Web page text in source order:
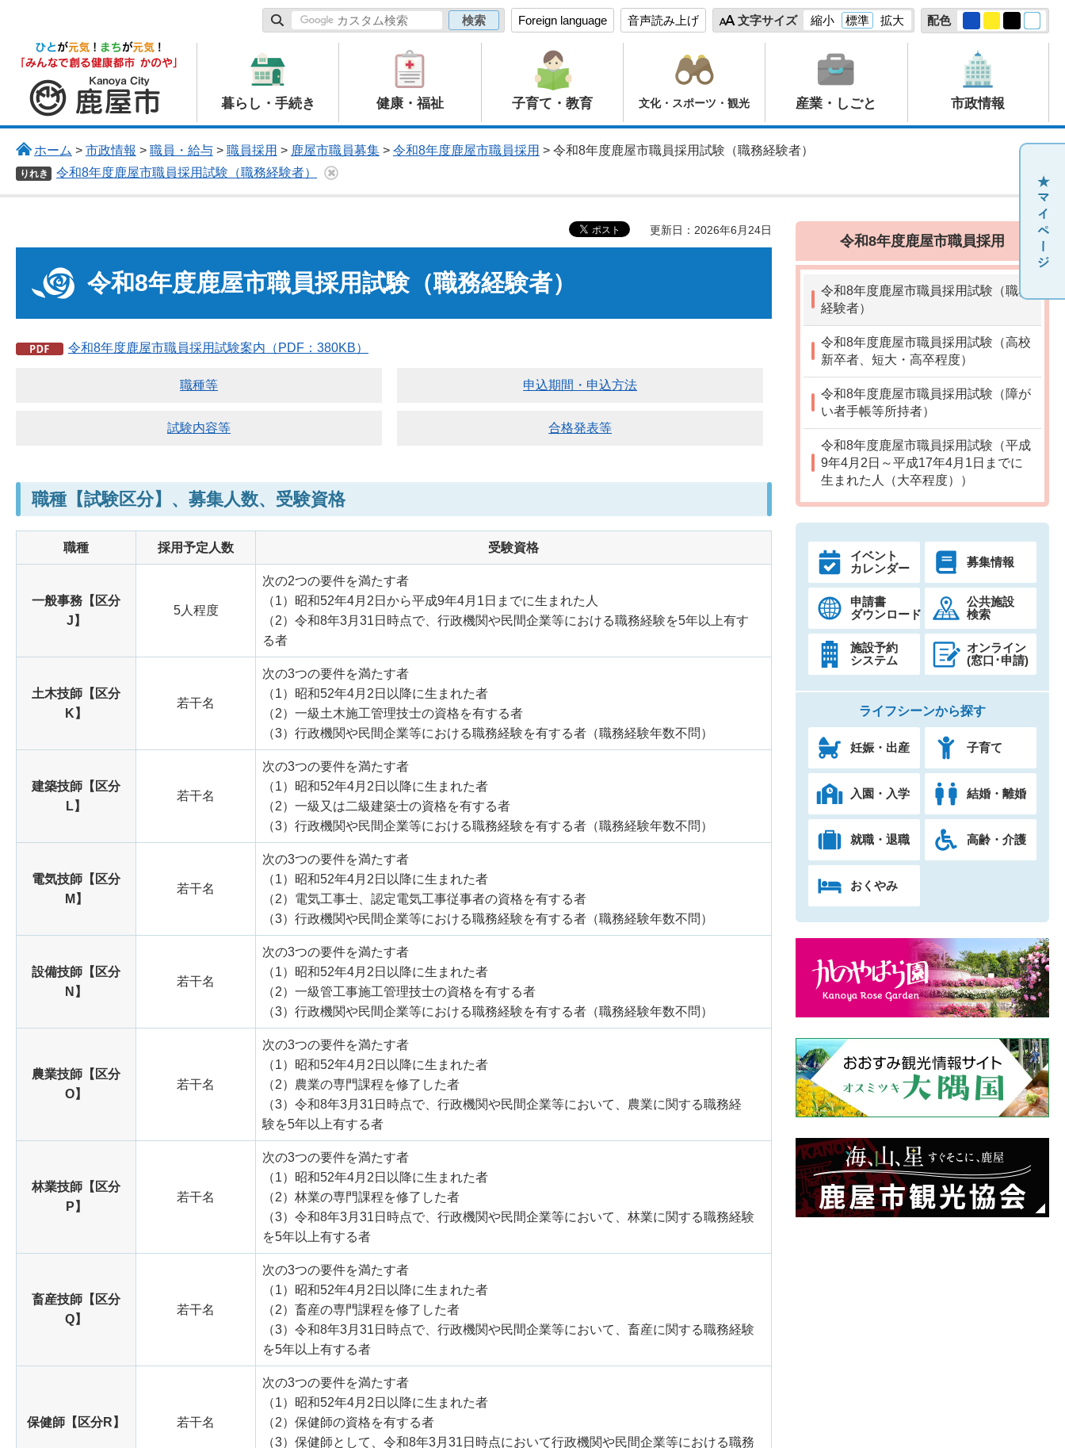
Foreign language 音声読み上げ 文字サイズ 縮小 標準 拡大 配色
鹿屋市
暮らし・手続き 健康・福祉 子育て・教育 文化・スポーツ・観光 産業・しごと 市政情報
ホーム > 市政情報 > 職員・給与> 職員採用 > 鹿屋市職員募集> 令和8年度鹿屋市職員採用 > 令和8年度鹿屋市職員採用試験（職務経験者）
りれき 令和8年度鹿屋市職員採用試験（職務経験者）
更新日：2026年6月24日
令和8年度鹿屋市職員採用試験（職務経験者）
令和8年度鹿屋市職員採用試験案内（PDF：380KB）
職種等
試験内容等
申込期間・申込方法
合格発表等
職種【試験区分】、募集人数、受験資格
職種 採用予定人数 受験資格
一般事務【区分
J】
5人程度
次の2つの要件を満たす者
（1）昭和52年4月2日から平成9年4月1日までに生まれた人
（2）令和8年3月31日時点で、行政機関や民間企業等における職務経験を5年以上有す
る者
土木技師【区分
K】
若干名
次の3つの要件を満たす者
（1）昭和52年4月2日以降に生まれた者
（2）一級土木施工管理技士の資格を有する者
（3）行政機関や民間企業等における職務経験を有する者（職務経験年数不問）
建築技師【区分
L】
若干名
次の3つの要件を満たす者
（1）昭和52年4月2日以降に生まれた者
（2）一級又は二級建築士の資格を有する者
（3）行政機関や民間企業等における職務経験を有する者（職務経験年数不問）
電気技師【区分
M】
若干名
次の3つの要件を満たす者
（1）昭和52年4月2日以降に生まれた者
（2）電気工事士、認定電気工事従事者の資格を有する者
（3）行政機関や民間企業等における職務経験を有する者（職務経験年数不問）
設備技師【区分
N】
若干名
次の3つの要件を満たす者
（1）昭和52年4月2日以降に生まれた者
（2）一級管工事施工管理技士の資格を有する者
（3）行政機関や民間企業等における職務経験を有する者（職務経験年数不問）
農業技師【区分
O】
若干名
次の3つの要件を満たす者
（1）昭和52年4月2日以降に生まれた者
（2）農業の専門課程を修了した者
（3）令和8年3月31日時点で、行政機関や民間企業等において、農業に関する職務経
験を5年以上有する者
林業技師【区分
P】
若干名
次の3つの要件を満たす者
（1）昭和52年4月2日以降に生まれた者
（2）林業の専門課程を修了した者
（3）令和8年3月31日時点で、行政機関や民間企業等において、林業に関する職務経験
を5年以上有する者
畜産技師【区分
Q】
若干名
次の3つの要件を満たす者
（1）昭和52年4月2日以降に生まれた者
（2）畜産の専門課程を修了した者
（3）令和8年3月31日時点で、行政機関や民間企業等において、畜産に関する職務経験
を5年以上有する者
保健師【区分R】 若干名
次の3つの要件を満たす者
（1）昭和52年4月2日以降に生まれた者
（2）保健師の資格を有する者
（3）保健師として、令和8年3月31日時点において行政機関や民間企業等における職務
令和8年度鹿屋市職員採用
令和8年度鹿屋市職員採用試験（職務
経験者）
令和8年度鹿屋市職員採用試験（高校
新卒者、短大・高卒程度）
令和8年度鹿屋市職員採用試験（障が
い者手帳等所持者）
令和8年度鹿屋市職員採用試験（平成
9年4月2日～平成17年4月1日までに
生まれた人（大卒程度））
イベント
カレンダー
募集情報
申請書
ダウンロード
公共施設
検索
施設予約
システム
オンライン
(窓口･申請)
ライフシーンから探す
妊娠・出産 子育て
入園・入学 結婚・離婚
就職・退職 高齢・介護
おくやみ